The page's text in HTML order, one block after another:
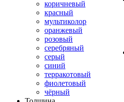
коричневый
красный
мультиколор
оранжевый
розовый
серебряный
серый
синий
терракотовый
фиолетовый
чёрный